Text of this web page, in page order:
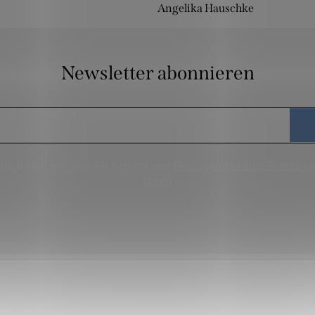
Angelika Hauschke
Newsletter abonnieren